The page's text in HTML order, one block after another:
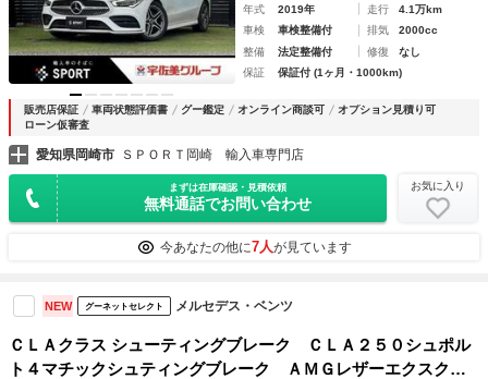
年式 2019年 走行
4.1万km
車検
車検整備付 排気
2000cc
整備
法定整備付 修復
なし
保証
保証付 (1ヶ月・1000km)
販売店保証 車両状態評価書 グー鑑定 オンライン商談可
オプション見積り可
ローン仮審査
愛知県岡崎市 ＳＰＯＲＴ岡崎 輸入車専門店
まずは在庫確認・見積依頼
無料通話でお問い合わせ
お気に入り
今あなたの他に7人が見ています
NEW グーネットセレクト メルセデス・ベンツ
ＣＬＡクラス シューティングブレーク ＣＬＡ２５０シュポル
ト４マチックシュティングブレーク ＡＭＧレザーエクスクル